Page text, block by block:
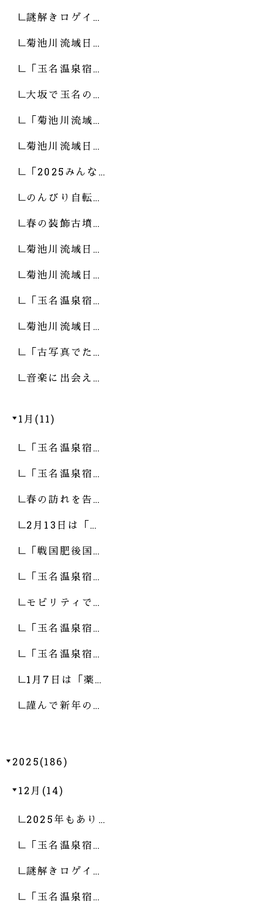
謎解きロゲイ…
菊池川流域日…
「玉名温泉宿…
大坂で玉名の…
「菊池川流域…
菊池川流域日…
「2025みんな…
のんびり自転…
春の装飾古墳…
菊池川流域日…
菊池川流域日…
「玉名温泉宿…
菊池川流域日…
「古写真でた…
音楽に出会え…
1月(11)
「玉名温泉宿…
「玉名温泉宿…
春の訪れを告…
2月13日は「…
「戦国肥後国…
「玉名温泉宿…
モビリティで…
「玉名温泉宿…
「玉名温泉宿…
1月7日は「薬…
謹んで新年の…
2025(186)
12月(14)
2025年もあり…
「玉名温泉宿…
謎解きロゲイ…
「玉名温泉宿…